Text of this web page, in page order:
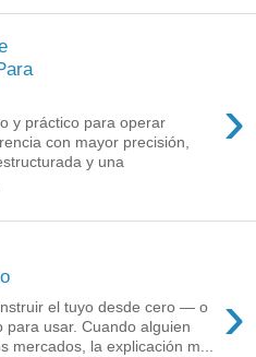
›
y práctico para operar
con mayor precisión,
y una
›
el tuyo desde cero — o
para usar. Cuando alguien
mercados, la explicación m...